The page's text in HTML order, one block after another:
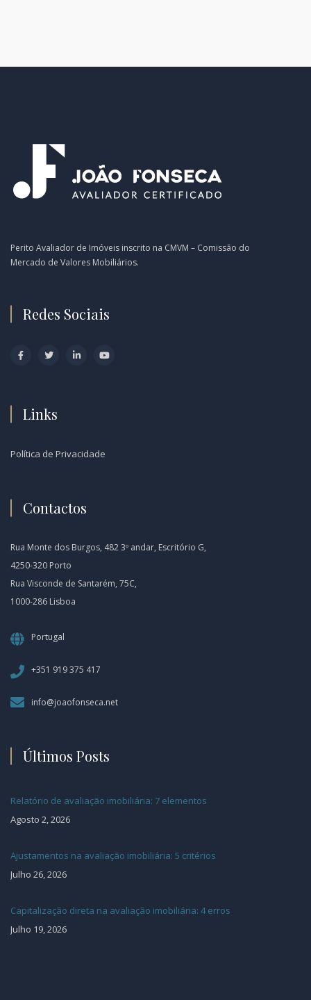
Perito Avaliador de Imóveis inscrito na CMVM – Comissão do
Mercado de Valores Mobiliários.
Redes Sociais
Links
Política de Privacidade
Contactos
Rua Monte dos Burgos, 482 3º andar, Escritório G,
4250-320 Porto
Rua Visconde de Santarém, 75C,
1000-286 Lisboa
Portugal
+351 919 375 417
info@joaofonseca.net
Últimos Posts
Relatório de avaliação imobiliária: 7 elementos
Agosto 2, 2026
Ajustamentos na avaliação imobiliária: 5 critérios
Julho 26, 2026
Capitalização direta na avaliação imobiliária: 4 erros
Julho 19, 2026